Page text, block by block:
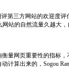
第三方网站的欢迎度
站的自然流量久越大
衡量网页重要性的指标
动计算出来的，Sogou